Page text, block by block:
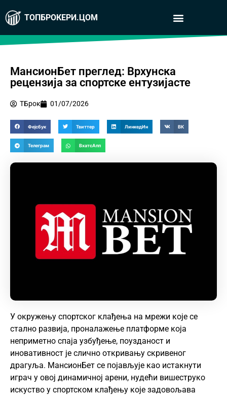
ТОПБРОКЕРИ.ЦОМ
МансионБет преглед: Врхунска
рецензија за спортске ентузијасте
ТБрок 01/07/2026
Фејсбук Твиттер ЛинкедИн ВК
Телеграм ВхатсАпп
У окружењу спортског клађења на мрежи које се
стално развија, проналажење платформе која
неприметно спаја узбуђење, поузданост и
иновативност је слично откривању скривеног
драгуља. МансионБет се појављује као истакнути
играч у овој динамичној арени, нудећи вишеструко
искуство у спортском клађењу које задовољава